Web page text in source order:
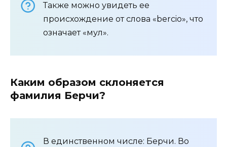
Также можно увидеть ее
происхождение от слова «bercio», что
означает «мул».
Каким образом склоняется
фамилия Берчи?
В единственном числе: Берчи. Во